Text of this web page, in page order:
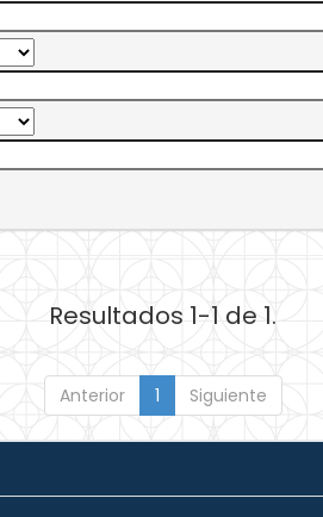
Resultados 1-1 de 1.
Anterior 1 Siguiente